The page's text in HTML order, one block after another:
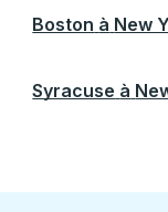
Boston à New
Syracuse à